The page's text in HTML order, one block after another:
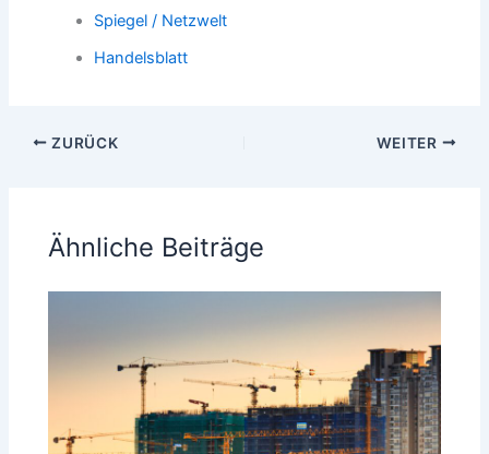
Spiegel / Netzwelt
Handelsblatt
ZURÜCK WEITER
Ähnliche Beiträge